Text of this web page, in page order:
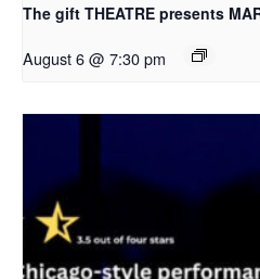
The gift THEATRE presents
August 6 @ 7:30 pm